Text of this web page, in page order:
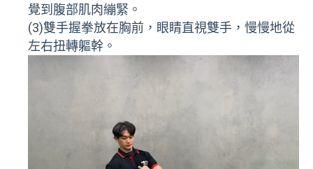
覺到腹部肌肉繃緊。
(3)雙手握拳放在胸前，眼睛直視雙手，慢慢地從
左右扭轉軀幹。